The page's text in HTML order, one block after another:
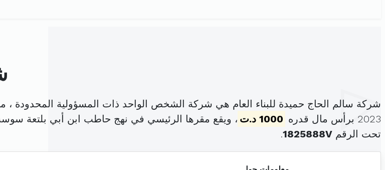
شركة سالم الحاج حميدة للبناء العام هي شركة الشخص الواحد ذات المسؤولية المحدودة ،
2023 برأس مال قدره
1000 د.ت ، ويقع مقرها الرئيسي في نهج حاطب ابن أبي بلتعة
تحت الرقم 1825888V
.